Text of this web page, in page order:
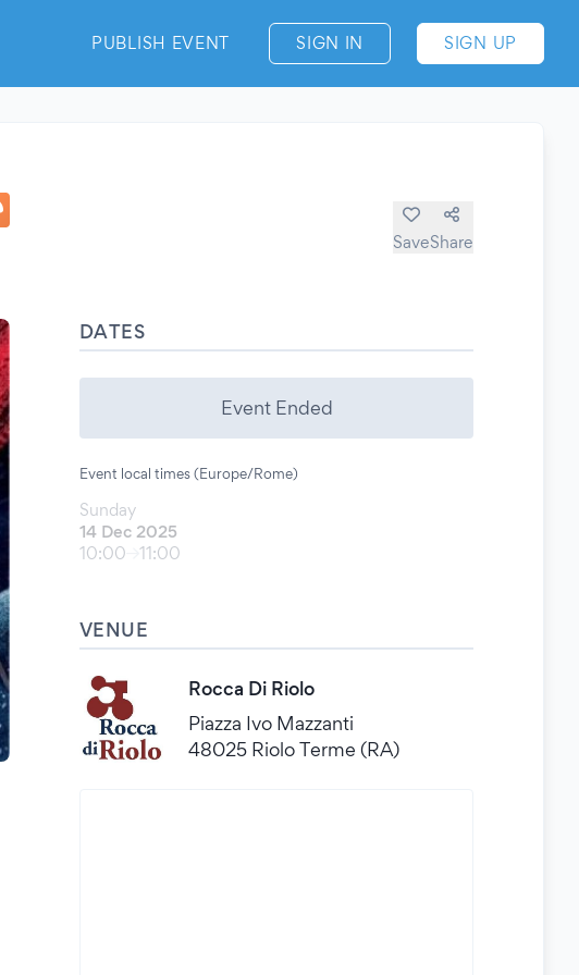
PUBLISH EVENT SIGN IN SIGN UP
SaveShare
DATES
Event Ended
Event local times (Europe/Rome)
Sunday
14 Dec 2025
10:00
11:00
VENUE
Rocca Di Riolo
Piazza Ivo Mazzanti
48025 Riolo Terme (RA)